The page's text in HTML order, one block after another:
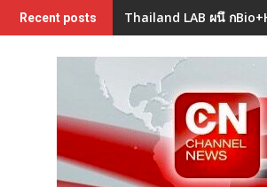
Recent posts Thailand LAB ผนึ ก